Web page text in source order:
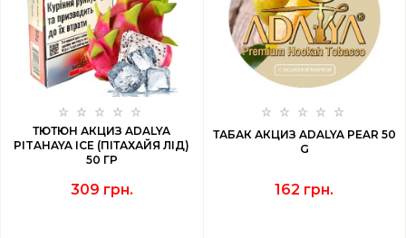
ТЮТЮН АКЦИЗ ADALYA
PITAHAYA ICE (ПІТАХАЙЯ ЛІД)
50 ГР
309 грн.
ТАБАК АКЦИЗ ADALYA PEAR 50
G
162 грн.